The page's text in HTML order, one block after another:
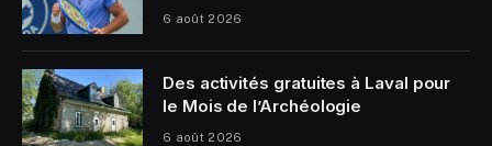
6 août 2026
Des activités gratuites à Laval pour
le Mois de l’Archéologie
6 août 2026